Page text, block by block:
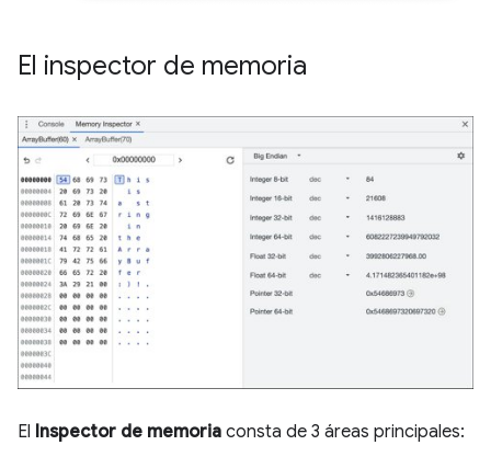
El inspector de memoria
El Inspector de memoria consta de 3 áreas principales: